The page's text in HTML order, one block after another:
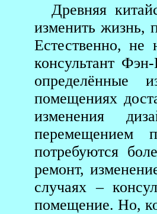
Древняя
изменить жизнь,
Естественно, не
консультант
определённые
помещениях
изменения
перемещением
потребуются
ремонт,
случаях –
помещение. Но,